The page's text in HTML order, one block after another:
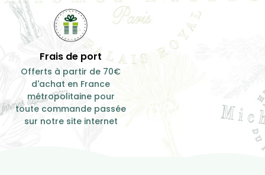
Frais de port
Offerts à partir de 70€
d'achat en France
métropolitaine pour
toute commande passée
sur notre site internet